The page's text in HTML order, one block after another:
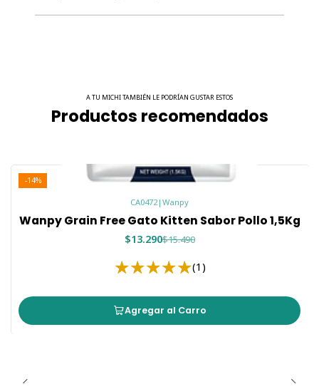
A TU MICHI TAMBIÉN LE PODRÍAN GUSTAR ESTOS
Productos recomendados
-14%
CA0472 | Wanpy
Wanpy Grain Free Gato Kitten Sabor Pollo 1,5Kg
$13.290$15.490
(1)
Agregar al Carro